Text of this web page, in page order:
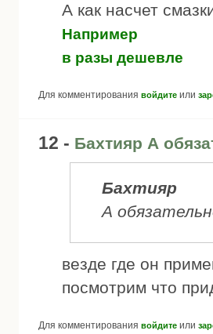
А как насчет
Например
в разы дешевле
Для комментирования войдите или
12 - Бахтияр А
Бахтияр
А
везде где он
посмотрим что
Для комментирования войдите или